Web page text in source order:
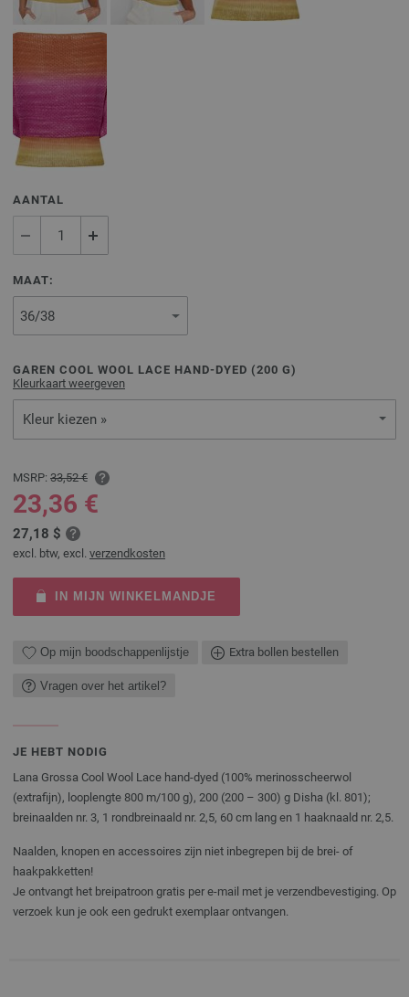
AANTAL
MAAT:
GAREN COOL WOOL LACE HAND-DYED (200 G)
Kleurkaart weergeven
Kleur kiezen »
MSRP: 33,52 €
23,36 €
27,18 $
excl. btw, excl. verzendkosten
IN MIJN WINKELMANDJE
Op mijn boodschappenlijstje Extra bollen bestellen
Vragen over het artikel?
JE HEBT NODIG
Lana Grossa Cool Wool Lace hand-dyed (100% merinosscheerwol
(extrafijn), looplengte 800 m/100 g), 200 (200 – 300) g Disha (kl. 801);
breinaalden nr. 3, 1 rondbreinaald nr. 2,5, 60 cm lang en 1 haaknaald nr. 2,5.
Naalden, knopen en accessoires zijn niet inbegrepen bij de brei- of
haakpakketten!
Je ontvangt het breipatroon gratis per e-mail met je verzendbevestiging. Op
verzoek kun je ook een gedrukt exemplaar ontvangen.